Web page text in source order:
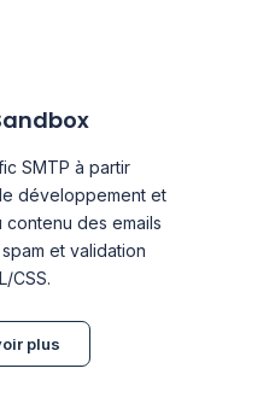
SMTP à partir
développement et
contenu des emails
et validation
CSS.
plus